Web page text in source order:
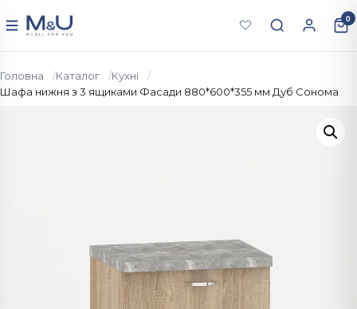
Меню 0
Головна Каталог
Кухнi
Шафа нижня з 3 ящиками Фасади 880*600*355 мм Дуб Сонома